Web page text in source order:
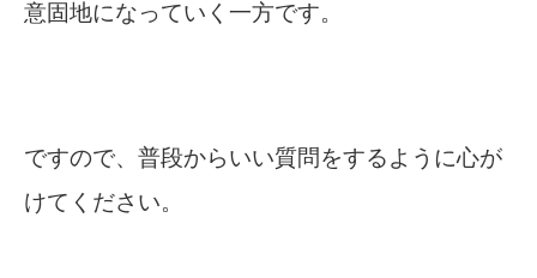
意固地になっていく一方です。
ですので、普段からいい質問をするように心が
けてください。